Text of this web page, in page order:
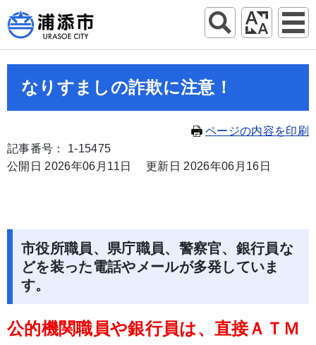
なりすましの詐欺に注意！
ページの内容を印刷
記事番号： 1-15475
公開日 2026年06月11日
更新日 2026年06月16日
市役所職員、県庁職員、警察官、銀行員な
どを装った電話やメールが多発していま
す。
公的機関職員や銀行員は、直接ＡＴＭ